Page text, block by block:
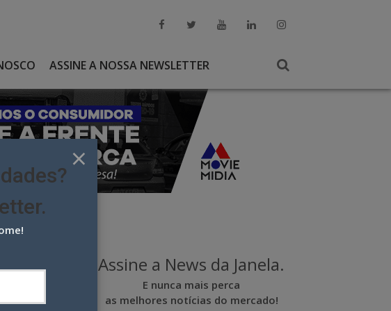
ASSINE A NOSSA NEWSLETTER
Assine a News da Janela.
E nunca mais perca
as melhores notícias do mercado!
×